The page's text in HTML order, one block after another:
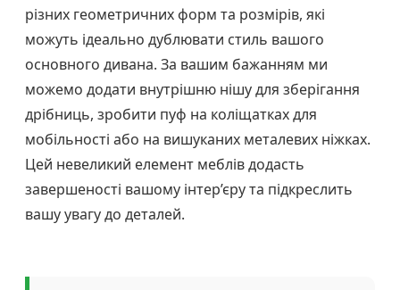
різних геометричних форм та розмірів, які
можуть ідеально дублювати стиль вашого
основного дивана. За вашим бажанням ми
можемо додати внутрішню нішу для зберігання
дрібниць, зробити пуф на коліщатках для
мобільності або на вишуканих металевих ніжках.
Цей невеликий елемент меблів додасть
завершеності вашому інтер’єру та підкреслить
вашу увагу до деталей.